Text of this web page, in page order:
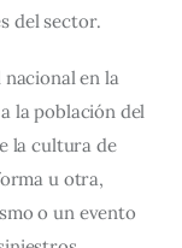
del sector.
en la
la población del
la cultura de
u otra,
o un evento